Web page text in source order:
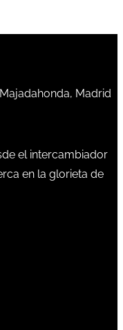
Madrid
el intercambiador
en la glorieta de